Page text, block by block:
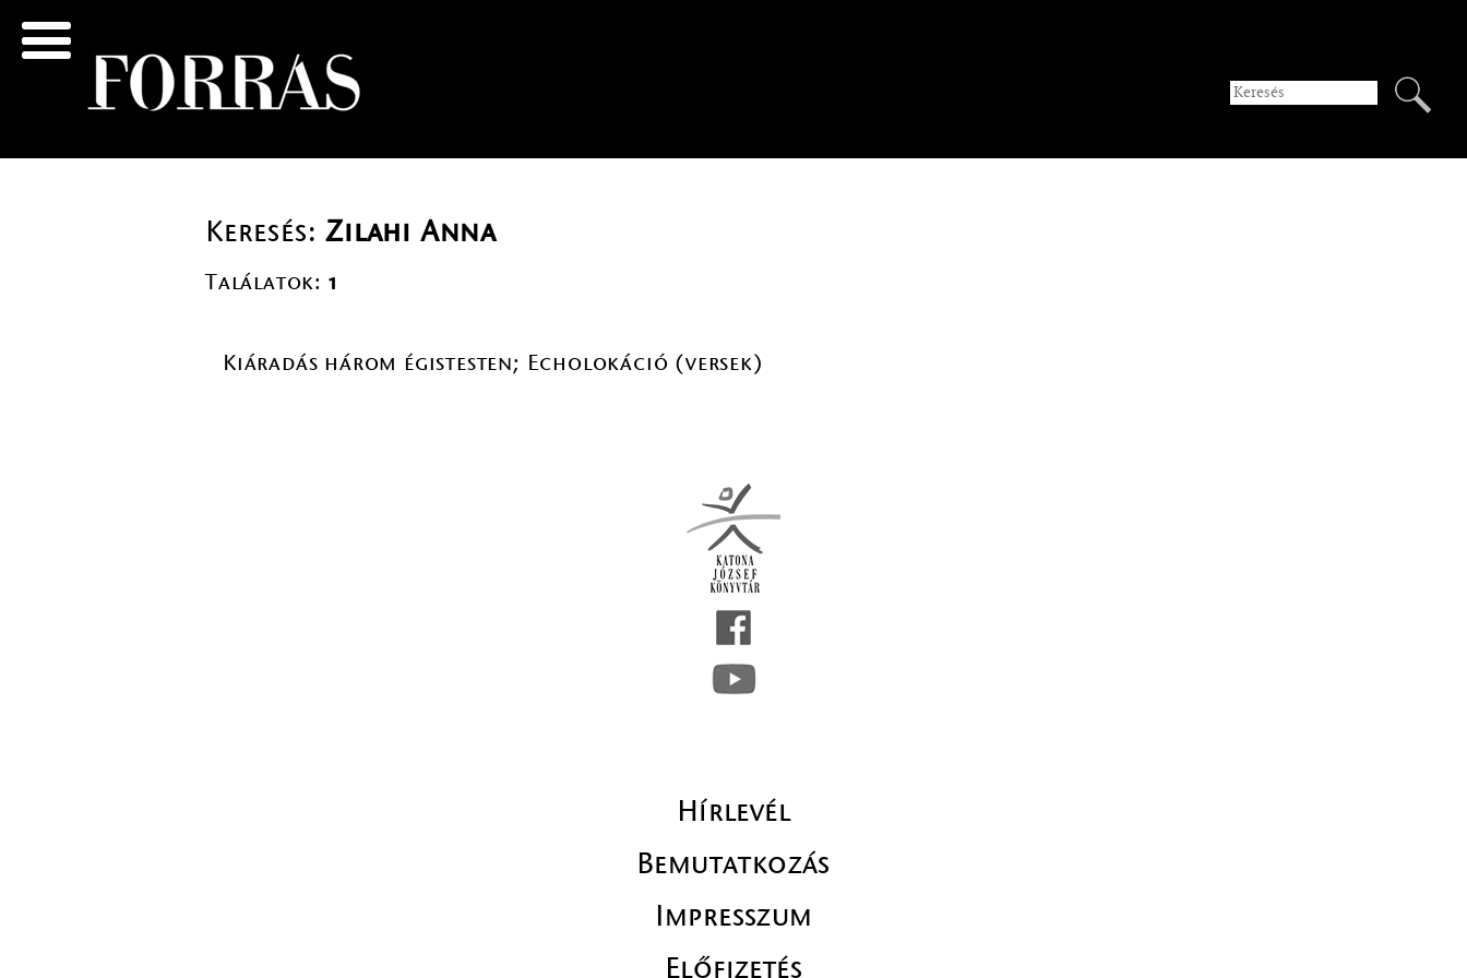
Keresés:Zilahi Anna
Találatok: 1
Kiáradás három égistesten; Echolokáció (versek)
Hírlevél
Bemutatkozás
Impresszum
Előfizetés